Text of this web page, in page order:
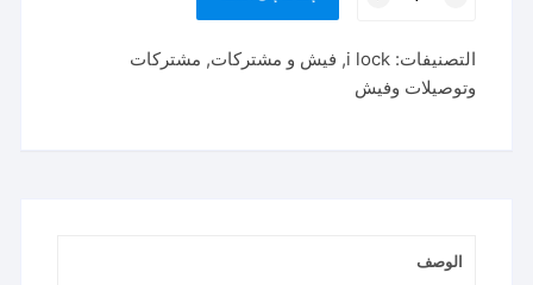
مخرج
MK
التصنيفات:i lock
, فيش و مشتركات, مشتركات
وتوصيلات وفيش
الوصف